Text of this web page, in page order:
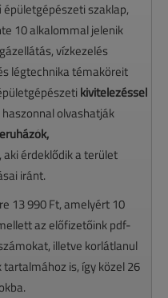
épületgépészeti szaklap,
10 alkalommal jelenik
vízkezelés
légtechnika témaköreit
kivitelezéssel
olvashatják
érdeklődik a terület
iránt.
13 990 Ft, amelyért 10
az előfizetőink pdf-
illetve korlátlanul
is, így közel 26